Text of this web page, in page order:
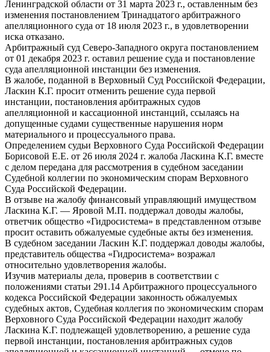
Ленинградской области от 31 марта 2023 г., оставленным без
изменения постановлением Тринадцатого арбитражного
апелляционного суда от 18 июля 2023 г., в удовлетворении
иска отказано.
Арбитражный суд Северо-Западного округа постановлением
от 01 декабря 2023 г. оставил решение суда и постановление
суда апелляционной инстанции без изменения.
В жалобе, поданной в Верховный Суд Российской Федерации,
Ласкин К.Г. просит отменить решение суда первой
инстанции, постановления арбитражных судов
апелляционной и кассационной инстанций, ссылаясь на
допущенные судами существенные нарушения норм
материального и процессуального права.
Определением судьи Верховного Суда Российской Федерации
Борисовой Е.Е. от 26 июля 2024 г. жалоба Ласкина К.Г. вместе
с делом передана для рассмотрения в судебном заседании
Судебной коллегии по экономическим спорам Верховного
Суда Российской Федерации.
В отзыве на жалобу финансовый управляющий имуществом
Ласкина К.Г. — Яровой М.П. поддержал доводы жалобы,
ответчик общество «Гидросистема» в представленном отзыве
просит оставить обжалуемые судебные акты без изменения.
В судебном заседании Ласкин К.Г. поддержал доводы жалобы,
представитель общества «Гидросистема» возражал
относительно удовлетворения жалобы.
Изучив материалы дела, проверив в соответствии с
положениями статьи 291.14 Арбитражного процессуального
кодекса Российской Федерации законность обжалуемых
судебных актов, Судебная коллегия по экономическим спорам
Верховного Суда Российской Федерации находит жалобу
Ласкина К.Г. подлежащей удовлетворению, а решение суда
первой инстанции, постановления арбитражных судов